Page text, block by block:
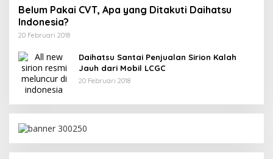
Belum Pakai CVT, Apa yang Ditakuti Daihatsu
Indonesia?
20 Februari 2018
Daihatsu Santai Penjualan Sirion Kalah
Jauh dari Mobil LCGC
20 Februari 2018
NTB